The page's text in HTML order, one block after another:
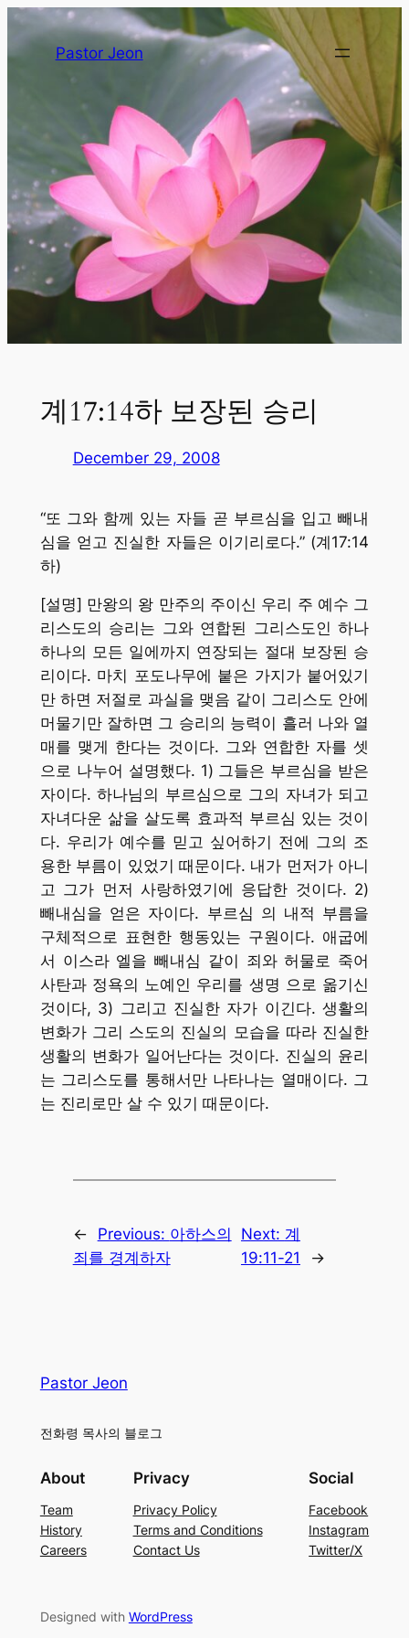
Pastor Jeon
계17:14하 보장된 승리
December 29, 2008
“또 그와 함께 있는 자들 곧 부르심을 입고 빼내
심을 얻고 진실한 자들은 이기리로다.” (계17:14
하)
[설명] 만왕의 왕 만주의 주이신 우리 주 예수 그
리스도의 승리는 그와 연합된 그리스도인 하나
하나의 모든 일에까지 연장되는 절대 보장된 승
리이다. 마치 포도나무에 붙은 가지가 붙어있기
만 하면 저절로 과실을 맺음 같이 그리스도 안에
머물기만 잘하면 그 승리의 능력이 흘러 나와 열
매를 맺게 한다는 것이다. 그와 연합한 자를 셋
으로 나누어 설명했다. 1) 그들은 부르심을 받은
자이다. 하나님의 부르심으로 그의 자녀가 되고
자녀다운 삶을 살도록 효과적 부르심 있는 것이
다. 우리가 예수를 믿고 싶어하기 전에 그의 조
용한 부름이 있었기 때문이다. 내가 먼저가 아니
고 그가 먼저 사랑하였기에 응답한 것이다. 2)
빼내심을 얻은 자이다. 부르심 의 내적 부름을
구체적으로 표현한 행동있는 구원이다. 애굽에
서 이스라 엘을 빼내심 같이 죄와 허물로 죽어
사탄과 정욕의 노예인 우리를 생명 으로 옮기신
것이다, 3) 그리고 진실한 자가 이긴다. 생활의
변화가 그리 스도의 진실의 모습을 따라 진실한
생활의 변화가 일어난다는 것이다. 진실의 윤리
는 그리스도를 통해서만 나타나는 열매이다. 그
는 진리로만 살 수 있기 때문이다.
← Previous: 아하스의
죄를 경계하자
Next: 계
19:11-21
→
Pastor Jeon
전화령 목사의 블로그
About
Team
History
Careers
Privacy
Privacy Policy
Terms and Conditions
Contact Us
Social
Facebook
Instagram
Twitter/X
Designed with WordPress